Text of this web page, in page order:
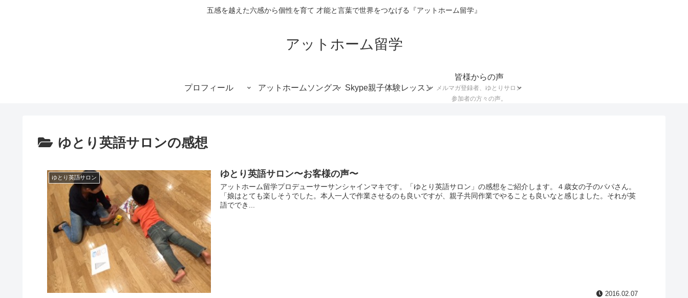
五感を越えた六感から個性を育て 才能と言葉で世界をつなげる『アットホーム留学』
アットホーム留学
プロフィール アットホームソングス Skype親子体験レッスン
皆様からの声
メルマガ登録者、ゆとりサロン
参加者の方々の声。
ゆとり英語サロンの感想
ゆとり英語サロン ゆとり英語サロン〜お客様の声〜
アットホーム留学プロデューサーサンシャインマキです。「ゆとり英語サロン」の感想をご紹介します。４歳女の子のパパさん。
「娘はとても楽しそうでした。本人一人で作業させるのも良いですが、親子共同作業でやることも良いなと感じました。それが英
語ででき...
2016.02.07